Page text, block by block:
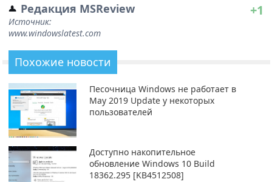
Редакция MSReview
Источник:
www.windowslatest.com
+1
Похожие новости
Песочница Windows не работает в
May 2019 Update у некоторых
пользователей
Доступно накопительное
обновление Windows 10 Build
18362.295 [KB4512508]